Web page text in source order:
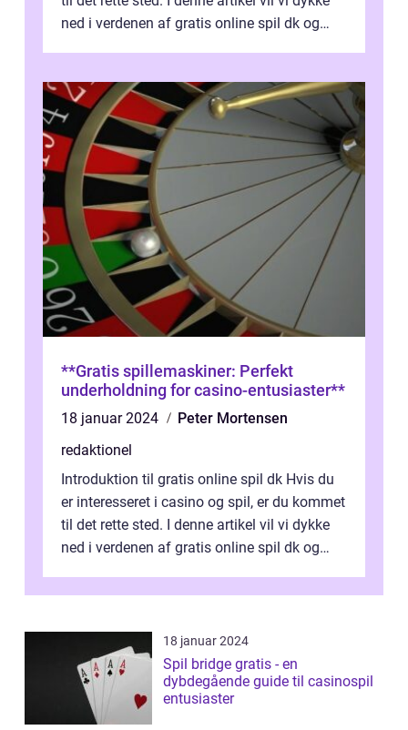
ned i verdenen af gratis online spil dk og
**Gratis spillemaskiner: Perfekt
underholdning for casino-entusiaster**
18 januar 2024
Peter Mortensen
redaktionel
Introduktion til gratis online spil dk Hvis du
er interesseret i casino og spil, er du kommet
til det rette sted. I denne artikel vil vi dykke
ned i verdenen af gratis online spil dk og
18 januar 2024
Spil bridge gratis - en
dybdegående guide til casinospil
entusiaster